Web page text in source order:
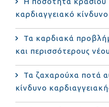
καρδιαγγειακό κίνδυνο
Τα καρδιακά
και περισσότερους
Τα ζαχαρούχα ποτά
κίνδυνο